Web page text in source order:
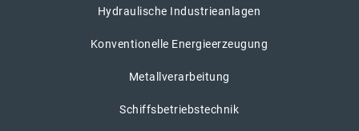
Hydraulische Industrieanlagen
Konventionelle Energieerzeugung
Metallverarbeitung
Schiffsbetriebstechnik